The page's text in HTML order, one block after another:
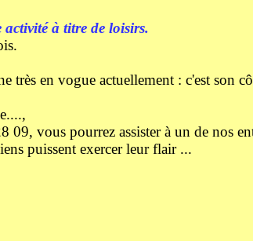
à titre de loisirs.
très en vogue actuellement : c'est son
,
09, vous pourrez assister à un de nos
puissent exercer leur flair ...